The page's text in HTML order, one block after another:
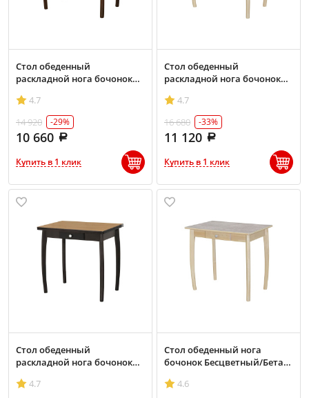
Стол обеденный
раскладной нога бочонок
4.7
14 920
-29%
10 660
Купить в 1 клик
Стол обеденный
раскладной нога бочонок
4.7
16 680
-33%
11 120
Купить в 1 клик
Стол обеденный
раскладной нога бочонок
4.7
Стол обеденный нога
бочонок Бесцветный/Бетао
4.6